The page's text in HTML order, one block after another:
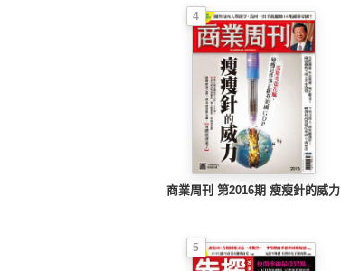
4
商業周刊 第2016期 瘦瘦針的威力
5